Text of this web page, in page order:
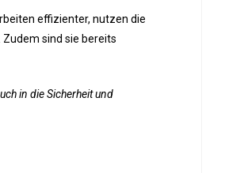
effizienter, nutzen die
sind sie bereits
in die Sicherheit und